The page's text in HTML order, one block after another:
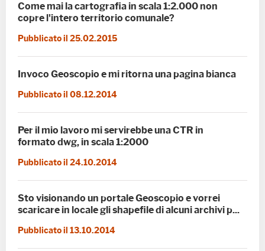
Come mai la cartografia in scala 1:2.000 non
copre l'intero territorio comunale?
Pubblicato il 25.02.2015
Invoco Geoscopio e mi ritorna una pagina bianca
Pubblicato il 08.12.2014
Per il mio lavoro mi servirebbe una CTR in
formato dwg, in scala 1:2000
Pubblicato il 24.10.2014
Sto visionando un portale Geoscopio e vorrei
scaricare in locale gli shapefile di alcuni archivi p...
Pubblicato il 13.10.2014